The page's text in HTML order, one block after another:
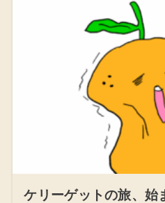
ケリーゲットの旅、始